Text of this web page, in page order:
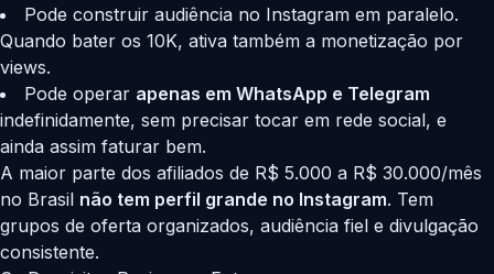
Pode construir audiência no Instagram em paralelo.
Quando bater os 10K, ativa também a monetização por
views.
Pode operar apenas em WhatsApp e Telegram
indefinidamente, sem precisar tocar em rede social, e
ainda assim faturar bem.
A maior parte dos afiliados de R$ 5.000 a R$ 30.000/mês
no Brasil não tem perfil grande no Instagram. Tem
grupos de oferta organizados, audiência fiel e divulgação
consistente.